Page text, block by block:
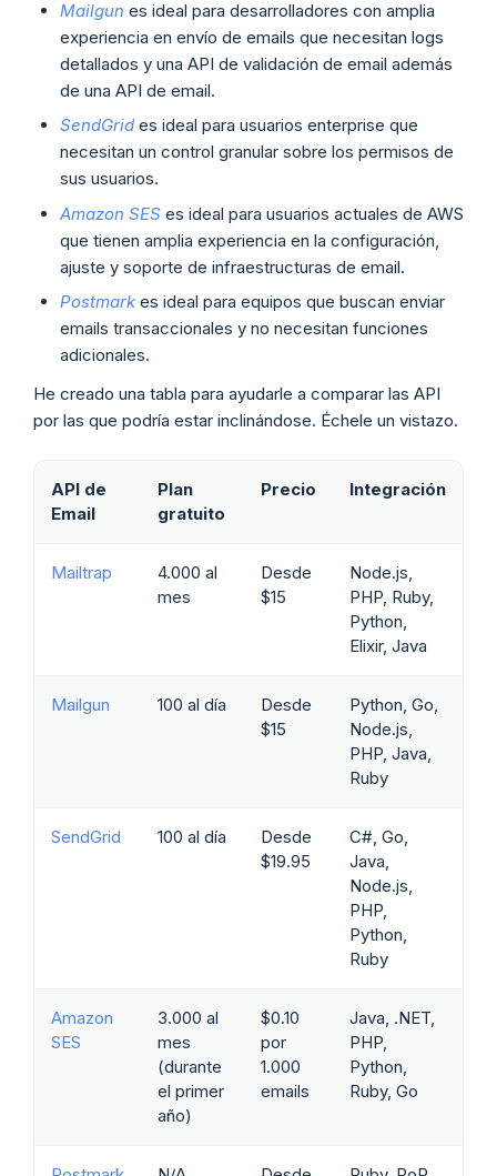
Mailgun es ideal para desarrolladores con amplia
experiencia en envío de emails que necesitan logs
detallados y una API de validación de email además
de una API de email.
SendGrid es ideal para usuarios enterprise que
necesitan un control granular sobre los permisos de
sus usuarios.
Amazon SES es ideal para usuarios actuales de AWS
que tienen amplia experiencia en la configuración,
ajuste y soporte de infraestructuras de email.
Postmark es ideal para equipos que buscan enviar
emails transaccionales y no necesitan funciones
adicionales.
He creado una tabla para ayudarle a comparar las API
por las que podría estar inclinándose. Échele un vistazo.
API de
Email
Plan
gratuito
Precio Integración
Mailtrap
4.000 al
mes
Desde
$15
Node.js,
PHP, Ruby,
Python,
Elixir, Java
Mailgun 100 al día
Desde
$15
Python, Go,
Node.js,
PHP, Java,
Ruby
SendGrid 100 al día
Desde
$19.95
C#, Go,
Java,
Node.js,
PHP,
Python,
Ruby
Amazon
SES
3.000 al
mes
(durante
el primer
año)
$0.10
por
1.000
emails
Java, .NET,
PHP,
Python,
Ruby, Go